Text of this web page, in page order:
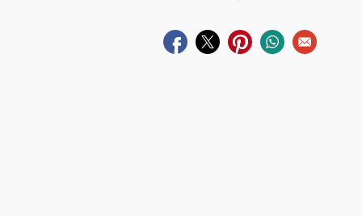
Partager sur facebook
Partager sur twitter
Partager sur pinterest
Partager sur
Envoyer à